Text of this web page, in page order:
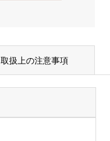
取扱上の注意事項